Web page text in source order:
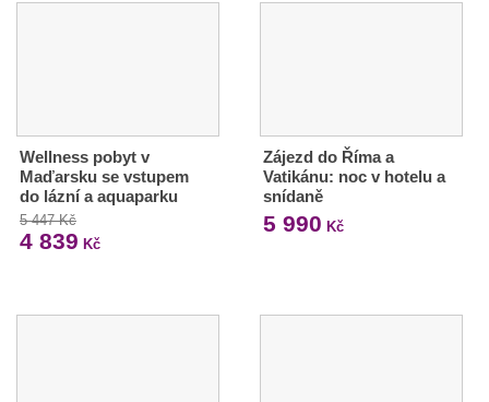
Wellness pobyt v
Maďarsku se vstupem
do lázní a aquaparku
5 447 Kč
4 839 Kč
Zájezd do Říma a
Vatikánu: noc v hotelu a
snídaně
5 990 Kč